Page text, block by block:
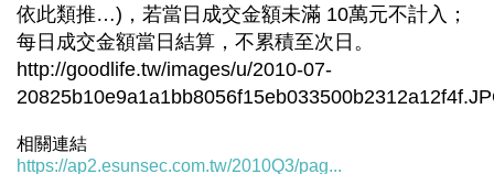
依此類推…)，若當日成交金額未滿 10萬元不計入；
每日成交金額當日結算，不累積至次日。
http://goodlife.tw/images/u/2010-07-
相關連結
https://ap2.esunsec.com.tw/2010Q3/pag...